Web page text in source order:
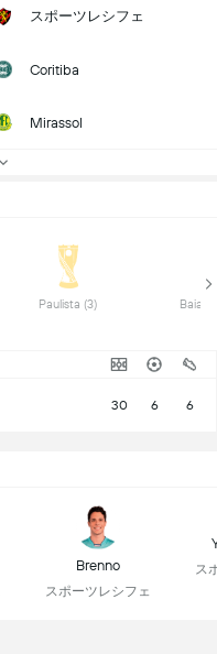
スポーツレシフェ
Coritiba
Mirassol
30 6 6
Brenno
スポーツレシフェ
ス